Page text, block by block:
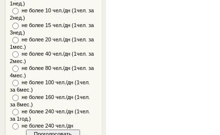
1нед.)
не более 10 чел./дн (1чел. за
2нед.)
не более 15 чел./дн (1чел. за
3нед.)
не более 20 чел./дн (1чел. за
1мес.)
не более 40 чел./дн (1чел. за
2мес.)
не более 80 чел./дн (1чел. за
4мес.)
не более 100 чел./дн (1чел.
за 6мес.)
не более 160 чел./дн (1чел.
за 8мес.)
не более 240 чел./дн (1чел.
за 1год.)
не более 240 чел./дн